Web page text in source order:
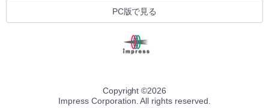
PC版で見る
Copyright ©2026
Impress Corporation. All rights reserved.